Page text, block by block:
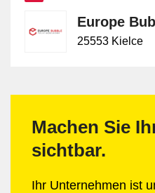
25553 Kielce
Machen Sie
sichtbar.
Ihr Unternehmen ist